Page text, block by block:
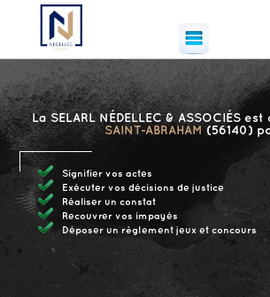
La SELARL NÉDELLEC & ASSOCIÉS
SAINT-ABRAHAM (56140)
Signifier vos actes
Exécuter vos décisions de justice
Réaliser un constat
Recouvrer vos impayés
Déposer un règlement jeux et concours